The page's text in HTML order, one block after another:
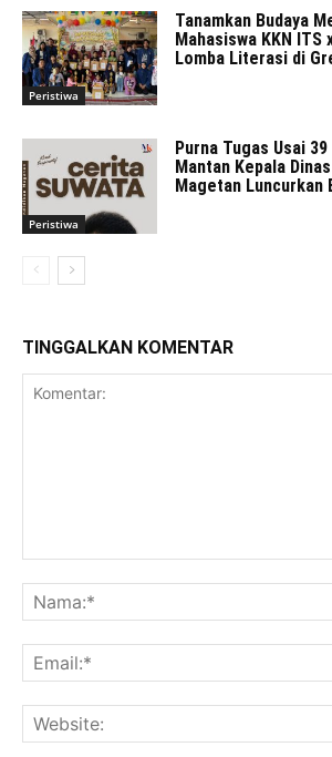
Peristiwa
Tanamkan Budaya
Mahasiswa KKN ITS
Lomba Literasi di
Peristiwa
Purna Tugas Usai
Mantan Kepala
Magetan
TINGGALKAN KOMENTAR